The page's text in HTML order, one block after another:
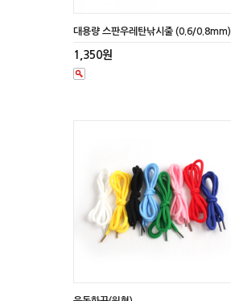
대용량 스판우레탄낚시줄 (0.6/0.8mm)
1,350원